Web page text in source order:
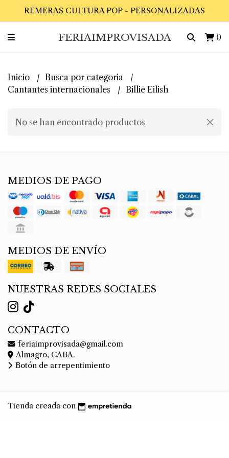
REMERAS CULTURA POP - PERSONALIZADAS
FERIAIMPROVISADA 0
Inicio
Busca por categoria
Cantantes internacionales
Billie Eilish
No se han encontrado productos
MEDIOS DE PAGO
MEDIOS DE ENVÍO
NUESTRAS REDES SOCIALES
CONTACTO
feriaimprovisada@gmail.com
Almagro, CABA.
Botón de arrepentimiento
Tienda creada con